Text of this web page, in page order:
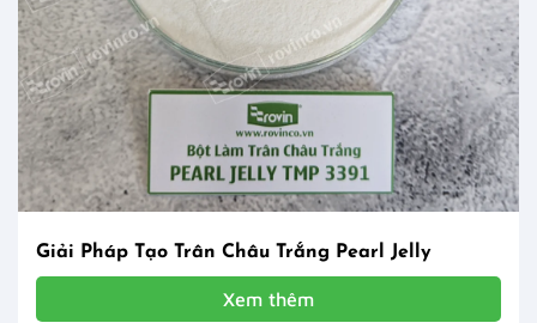
Giải Pháp Tạo Trân Châu Trắng Pearl Jelly